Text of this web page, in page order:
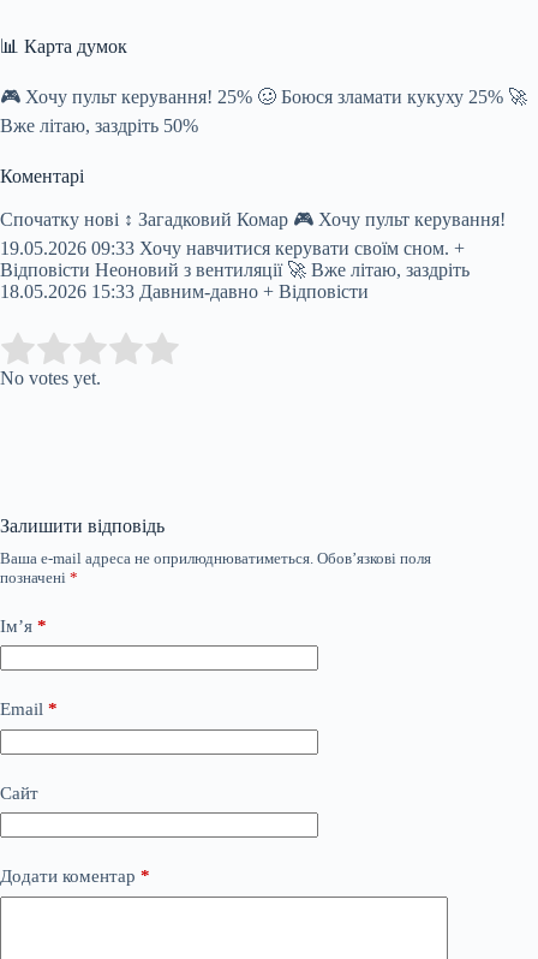
📊 Карта думок
🎮 Хочу пульт керування! 25% 🥴 Боюся зламати кукуху 25% 🚀
Вже літаю, заздріть 50%
Коментарі
Спочатку нові ↕ Загадковий Комар 🎮 Хочу пульт керування!
19.05.2026 09:33 Хочу навчитися керувати своїм сном. +
Відповісти Неоновий з вентиляції 🚀 Вже літаю, заздріть
18.05.2026 15:33 Давним-давно + Відповісти
Rate this item:
No votes yet.
Залишити відповідь
Ваша e-mail адреса не оприлюднюватиметься. Обов’язкові поля
позначені *
Ім’я *
Email *
Сайт
Додати коментар *